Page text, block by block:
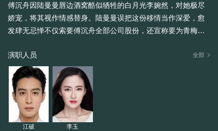
傅沉舟因陆曼曼唇边酒窝酷似牺牲的白月光李婉然，对她极尽
娇宠，将其视作情感替身。陆曼曼误把这份移情当作深爱，愈
发肆无忌惮不仅索要傅沉舟全部公司股份，还宣称要为青梅竹
月光留下的爱宠。傅沉舟因那枚酒窝一再忍让，直到陆曼曼整
容毁掉酒窝，彻底打破他最后的执念，怒火爆发后开启虐渣模
式。
演职人员 全部
江破
李玉